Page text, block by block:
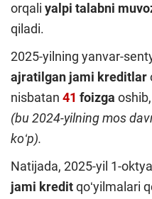
orqali yalpi talabni
qiladi.
2025-yilning yanvar-
ajratilgan jami kreditlar
nisbatan 41 foizga oshib,
(bu 2024-yilning mos
koʻp).
Natijada, 2025-yil 1-
jami kreditqoʻyilmalari